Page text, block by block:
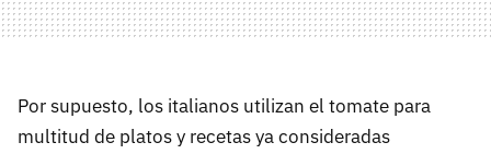
Por supuesto, los italianos utilizan el tomate para
multitud de platos y recetas ya consideradas